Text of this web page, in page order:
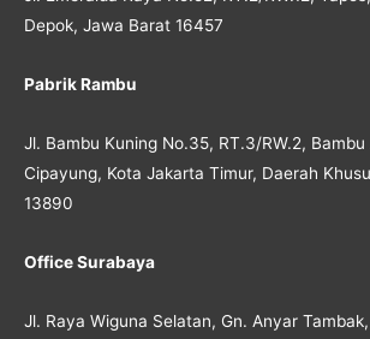
Depok, Jawa Barat 16457
Pabrik Rambu
Jl. Bambu Kuning No.35, RT.3/RW.2, Bambu
Cipayung, Kota Jakarta Timur, Daerah
13890
Office Surabaya
Jl. Raya Wiguna Selatan, Gn. Anyar